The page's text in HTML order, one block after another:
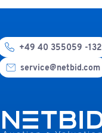
+49 40 355059 -132
service@netbid.com